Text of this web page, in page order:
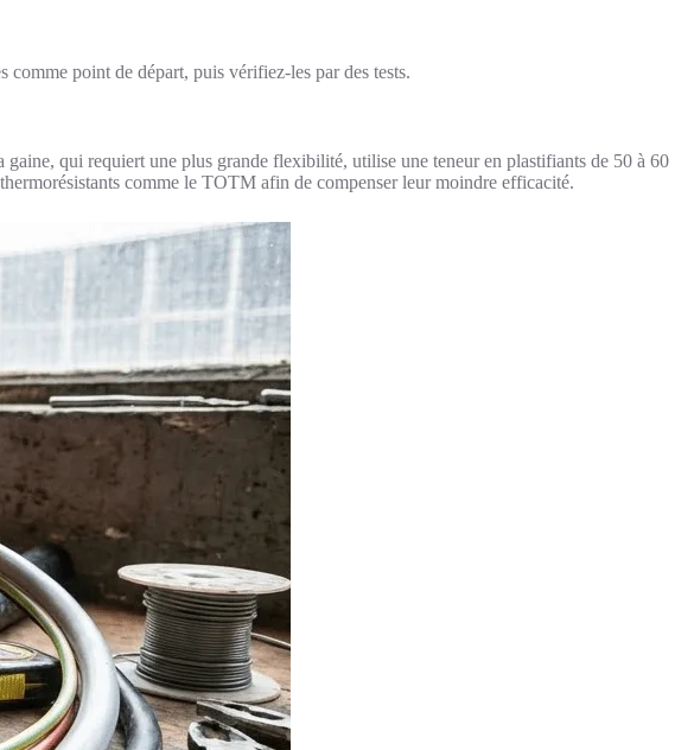
point de départ, puis vérifiez-les par des tests.
qui requiert une plus grande flexibilité, utilise une teneur en plastifiants de 50 à 60
comme le TOTM afin de compenser leur moindre efficacité.